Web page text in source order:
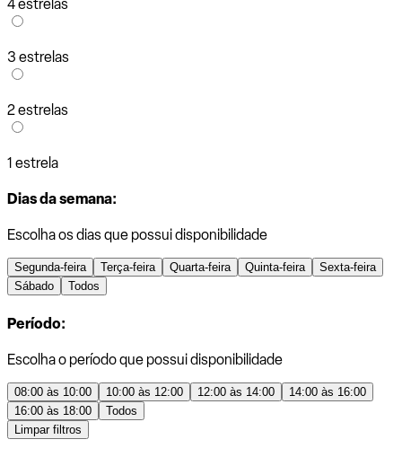
4 estrelas
3 estrelas
2 estrelas
1 estrela
Dias da semana:
Escolha os dias que possui disponibilidade
Segunda-feira Terça-feira Quarta-feira Quinta-feira
Sexta-feira
Sábado
Todos
Período:
Escolha o período que possui disponibilidade
08:00 às 10:00 10:00 às 12:00 12:00 às 14:00
14:00 às 16:00
16:00 às 18:00
Todos
Limpar filtros